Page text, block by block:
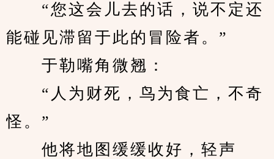
“您这会儿去的话，说不定还
能碰见滞留于此的冒险者。”
于勒嘴角微翘：
“人为财死，鸟为食亡，不奇
怪。”
他将地图缓缓收好，轻声